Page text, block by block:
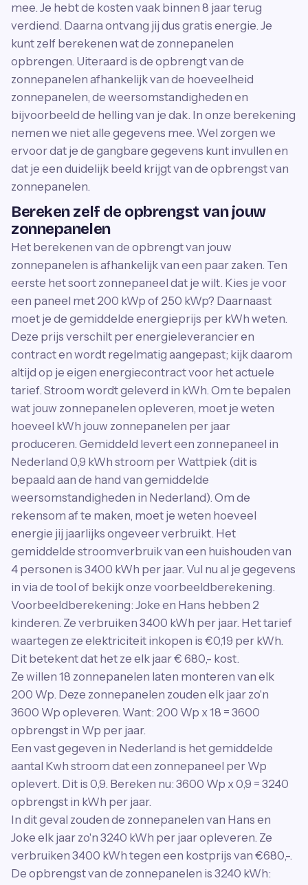
mee. Je hebt de kosten vaak binnen 8 jaar terug
verdiend. Daarna ontvang jij dus gratis energie. Je
kunt zelf berekenen wat de zonnepanelen
opbrengen. Uiteraard is de opbrengt van de
zonnepanelen afhankelijk van de hoeveelheid
zonnepanelen, de weersomstandigheden en
bijvoorbeeld de helling van je dak. In onze berekening
nemen we niet alle gegevens mee. Wel zorgen we
ervoor dat je de gangbare gegevens kunt invullen en
dat je een duidelijk beeld krijgt van de opbrengst van
zonnepanelen.
Bereken zelf de opbrengst van jouw
zonnepanelen
Het berekenen van de opbrengt van jouw
zonnepanelen is afhankelijk van een paar zaken. Ten
eerste het soort zonnepaneel dat je wilt. Kies je voor
een paneel met 200 kWp of 250 kWp? Daarnaast
moet je de gemiddelde energieprijs per kWh weten.
Deze prijs verschilt per energieleverancier en
contract en wordt regelmatig aangepast; kijk daarom
altijd op je eigen energiecontract voor het actuele
tarief. Stroom wordt geleverd in kWh. Om te bepalen
wat jouw zonnepanelen opleveren, moet je weten
hoeveel kWh jouw zonnepanelen per jaar
produceren. Gemiddeld levert een zonnepaneel in
Nederland 0,9 kWh stroom per Wattpiek (dit is
bepaald aan de hand van gemiddelde
weersomstandigheden in Nederland). Om de
rekensom af te maken, moet je weten hoeveel
energie jij jaarlijks ongeveer verbruikt. Het
gemiddelde stroomverbruik van een huishouden van
4 personen is 3400 kWh per jaar. Vul nu al je gegevens
in via de tool of bekijk onze voorbeeldberekening.
Voorbeeldberekening: Joke en Hans hebben 2
kinderen. Ze verbruiken 3400 kWh per jaar. Het tarief
waartegen ze elektriciteit inkopen is €0,19 per kWh.
Dit betekent dat het ze elk jaar € 680,- kost.
Ze willen 18 zonnepanelen laten monteren van elk
200 Wp. Deze zonnepanelen zouden elk jaar zo'n
3600 Wp opleveren. Want: 200 Wp x 18 = 3600
opbrengst in Wp per jaar.
Een vast gegeven in Nederland is het gemiddelde
aantal Kwh stroom dat een zonnepaneel per Wp
oplevert. Dit is 0,9. Bereken nu: 3600 Wp x 0,9 = 3240
opbrengst in kWh per jaar.
In dit geval zouden de zonnepanelen van Hans en
Joke elk jaar zo'n 3240 kWh per jaar opleveren. Ze
verbruiken 3400 kWh tegen een kostprijs van €680,-.
De opbrengst van de zonnepanelen is 3240 kWh: